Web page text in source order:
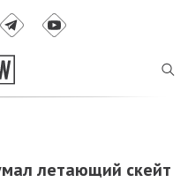
летающий скейт